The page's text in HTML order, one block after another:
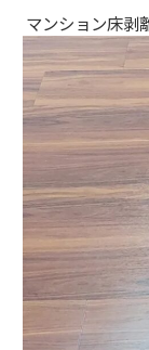
マンション床剥